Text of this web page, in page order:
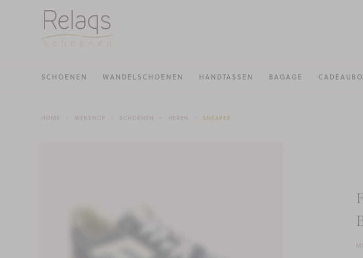
SCHOENEN WANDELSCHOENEN HANDTASSEN BAGAGE
HOME WEBSHOP SCHOENEN HEREN SNEAKER